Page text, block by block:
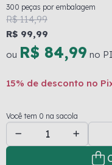
300 peças por embalagem
R$ 114,99
R$ 99,99
ou R$ 84,99 no
15% de desconto no
Você tem 0 na sacola